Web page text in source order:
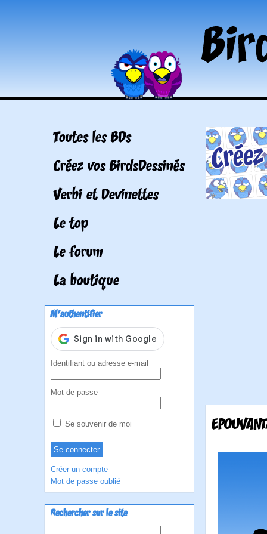
Toutes les BDs
Créez vos BirdsDessinés
Verbi et Devinettes
Le top
Le forum
La boutique
M'authentifier
Identifiant ou adresse e-mail
Mot de passe
Se souvenir de moi
Créer un compte
Mot de passe oublié
Rechercher sur le site